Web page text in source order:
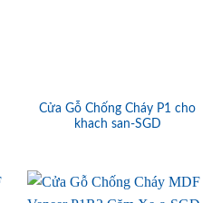
Cửa Gỗ Chống Cháy P1 cho
khach san-SGD